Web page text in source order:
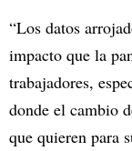
“Los datos
impacto que la
trabajadores,
donde el cambio
que quieren para